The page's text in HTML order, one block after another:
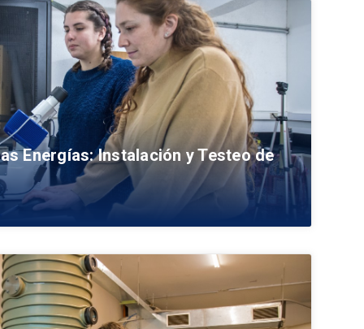
Energías: Instalación y Testeo de